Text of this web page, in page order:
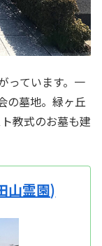
っています。一
の墓地。緑ヶ丘
教式のお墓も建
山霊園)